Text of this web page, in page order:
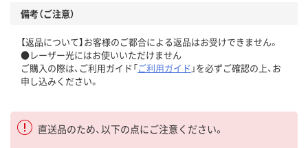
備考（ご注意）
【返品について】お客様のご都合による返品はお受けできません。
●レーザー光にはお使いいただけません
ご購入の際は、ご利用ガイド「ご利用ガイド 」を必ずご確認の上、お
申し込みください。
直送品のため、以下の点にご注意ください。